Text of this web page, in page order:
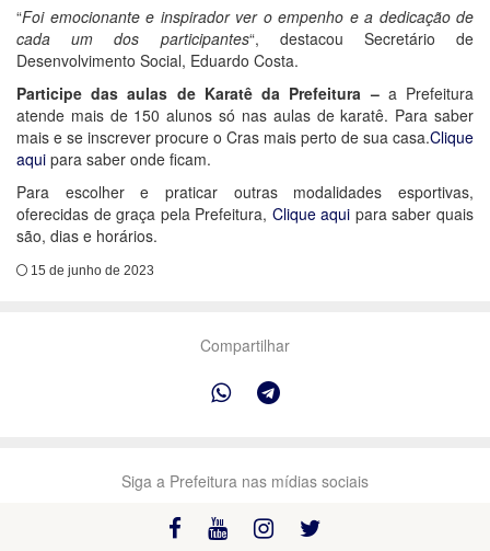
“Foi emocionante e inspirador ver o empenho e a dedicação de
cada um dos participantes“, destacou Secretário de
Desenvolvimento Social, Eduardo Costa.
Participe das aulas de Karatê da Prefeitura –a Prefeitura
atende mais de 150 alunos só nas aulas de karatê. Para saber
mais e se inscrever procure o Cras mais perto de sua casa.Clique
aqui para saber onde ficam.
Para escolher e praticar outras modalidades esportivas,
oferecidas de graça pela Prefeitura, Clique aqui para saber quais
são, dias e horários.
15 de junho de 2023
Compartilhar
Siga a Prefeitura nas mídias sociais